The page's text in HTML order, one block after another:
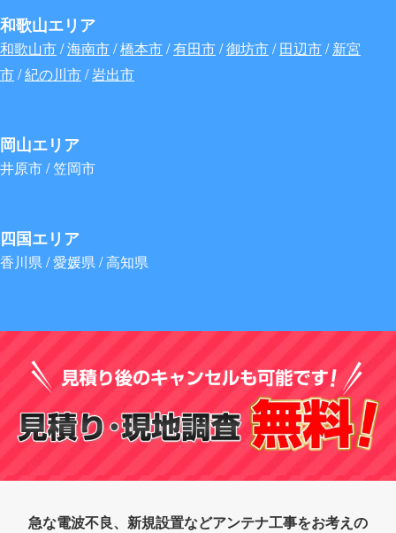
和歌山エリア
和歌山市/海南市/橋本市/有田市/御坊市/田辺市/新宮
市/紀の川市/岩出市
岡山エリア
井原市 / 笠岡市
四国エリア
香川県 / 愛媛県 / 高知県
急な電波不良、新規設置などアンテナ工事をお考えの